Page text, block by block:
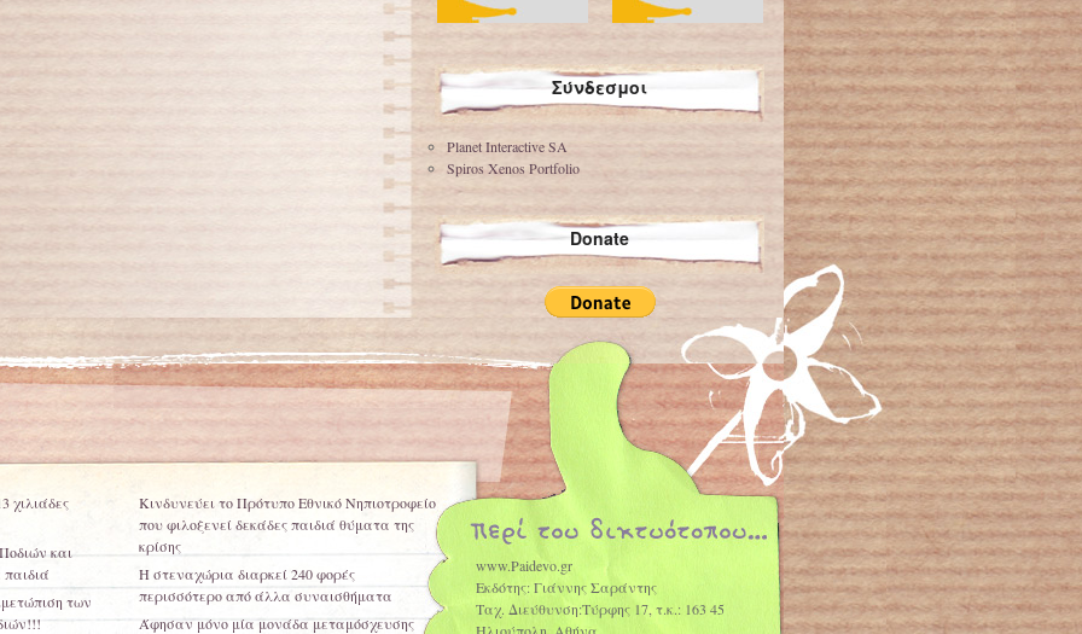
Σύνδεσμοι
Planet Interactive SA
Spiros Xenos Portfolio
Donate
χιλιάδες
και
των
Κινδυνεύει το Πρότυπο Εθνικό Νηπιοτροφείο
που φιλοξενεί δεκάδες παιδιά θύματα της
κρίσης
Η στεναχώρια διαρκεί 240 φορές
περισσότερο από άλλα συναισθήματα
Άφησαν μόνο μία μονάδα μεταμόσχευσης
www.Paidevo.gr
Εκδότης: Γιάννης Σαράντης
Ταχ. Διεύθυνση:Τύρφης 17, τ.κ.: 163 45